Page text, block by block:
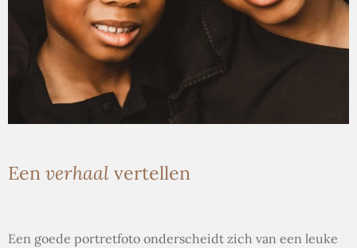
Een verhaal vertellen
Een goede portretfoto onderscheidt zich van een leuke